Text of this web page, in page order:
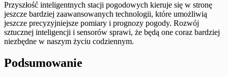
Przyszłość inteligentnych stacji pogodowych kieruje się w stronę
jeszcze bardziej zaawansowanych technologii, które umożliwią
jeszcze precyzyjniejsze pomiary i prognozy pogody. Rozwój
sztucznej inteligencji i sensorów sprawi, że będą one coraz bardziej
niezbędne w naszym życiu codziennym.
Podsumowanie